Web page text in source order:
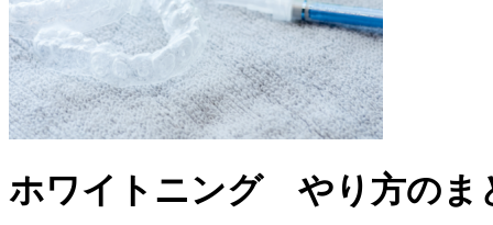
ホワイトニング やり方のま